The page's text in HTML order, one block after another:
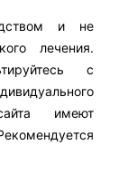
и не
лечения.
с
имеют